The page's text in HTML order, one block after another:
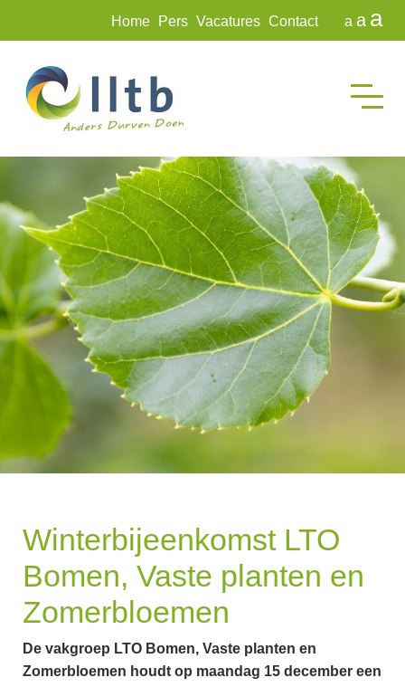
Home Pers Vacatures Contact a a a
Winterbijeenkomst LTO
Bomen, Vaste planten en
Zomerbloemen
De vakgroep LTO Bomen, Vaste planten en
Zomerbloemen houdt op maandag 15 december een